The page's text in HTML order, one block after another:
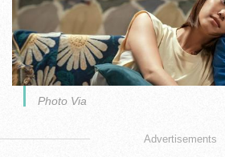
Photo Via
Advertisements